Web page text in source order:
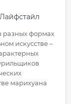
Лайфстайл
разных формах
искусстве –
марихуана